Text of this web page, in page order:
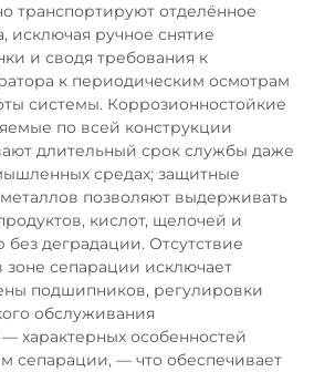
транспортируют отделённое
исключая ручное снятие
и сводя требования к
к периодическим осмотрам
системы. Коррозионностойкие
по всей конструкции
длительный срок службы даже
средах; защитные
позволяют выдерживать
кислот, щелочей и
без деградации. Отсутствие
зоне сепарации исключает
подшипников, регулировки
обслуживания
характерных особенностей
сепарации, — что обеспечивает